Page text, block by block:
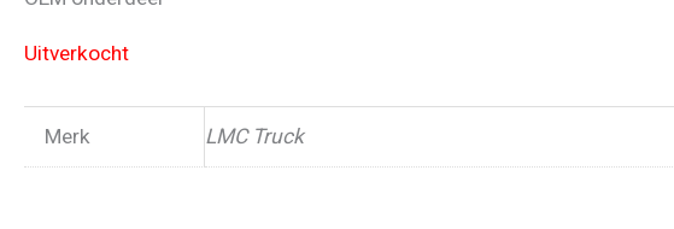
Uitverkocht
Merk LMC Truck